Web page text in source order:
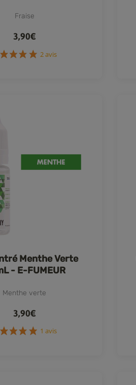
Fraise
3,90€
Menthe Verte
- E-FUMEUR
Menthe verte
3,90€